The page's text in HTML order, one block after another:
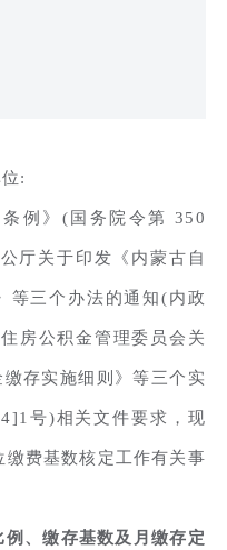
:
例》(国务院令第 350
厅关于印发《内蒙古自
等三个办法的通知(内政
房公积金管理委员会关
存实施细则》等三个实
号)相关文件要求，现
费基数核定工作有关事
、缴存基数及月缴存定